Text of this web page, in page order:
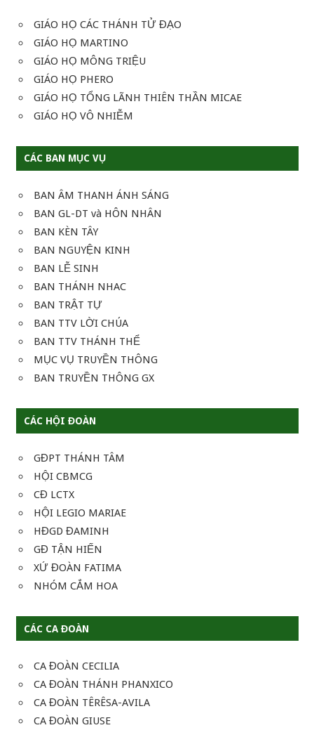
GIÁO HỌ CÁC THÁNH TỬ ĐẠO
GIÁO HỌ MARTINO
GIÁO HỌ MÔNG TRIỆU
GIÁO HỌ PHERO
GIÁO HỌ TỔNG LÃNH THIÊN THẦN MICAE
GIÁO HỌ VÔ NHIỄM
CÁC BAN MỤC VỤ
BAN ÂM THANH ÁNH SÁNG
BAN GL-DT và HÔN NHÂN
BAN KÈN TÂY
BAN NGUYỆN KINH
BAN LỄ SINH
BAN THÁNH NHAC
BAN TRẬT TỰ
BAN TTV LỜI CHÚA
BAN TTV THÁNH THỂ
MỤC VỤ TRUYỀN THÔNG
BAN TRUYỀN THÔNG GX
CÁC HỘI ĐOÀN
GĐPT THÁNH TÂM
HỘI CBMCG
CĐ LCTX
HỘI LEGIO MARIAE
HĐGD ĐAMINH
GĐ TẬN HIẾN
XỨ ĐOÀN FATIMA
NHÓM CẮM HOA
CÁC CA ĐOÀN
CA ĐOÀN CECILIA
CA ĐOÀN THÁNH PHANXICO
CA ĐOÀN TÊRÊSA-AVILA
CA ĐOÀN GIUSE